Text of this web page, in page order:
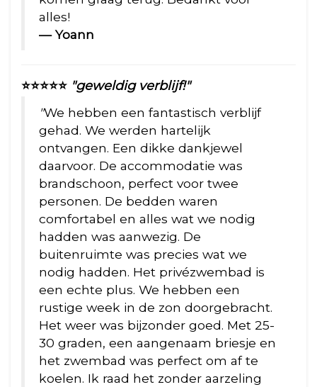
alles!
— Yoann
⭐⭐⭐⭐⭐ "geweldig verblijf!"
"We hebben een fantastisch verblijf
gehad. We werden hartelijk
ontvangen. Een dikke dankjewel
daarvoor. De accommodatie was
brandschoon, perfect voor twee
personen. De bedden waren
comfortabel en alles wat we nodig
hadden was aanwezig. De
buitenruimte was precies wat we
nodig hadden. Het privézwembad is
een echte plus. We hebben een
rustige week in de zon doorgebracht.
Het weer was bijzonder goed. Met 25-
30 graden, een aangenaam briesje en
het zwembad was perfect om af te
koelen. Ik raad het zonder aarzeling